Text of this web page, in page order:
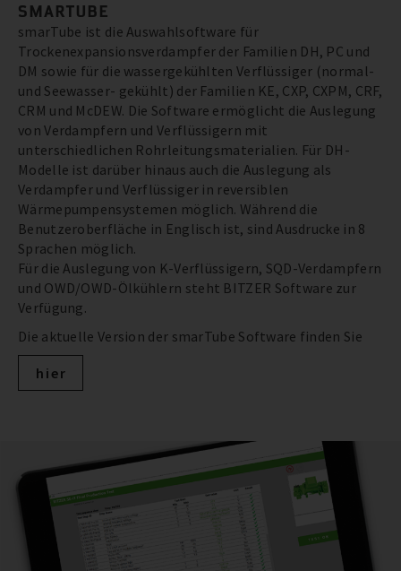
SMARTUBE
smarTube ist die Auswahlsoftware für
Trockenexpansionsverdampfer der Familien DH, PC und
DM sowie für die wassergekühlten Verflüssiger (normal-
und Seewasser- gekühlt) der Familien KE, CXP, CXPM, CRF,
CRM und McDEW. Die Software ermöglicht die Auslegung
von Verdampfern und Verflüssigern mit
unterschiedlichen Rohrleitungsmaterialien. Für DH-
Modelle ist darüber hinaus auch die Auslegung als
Verdampfer und Verflüssiger in reversiblen
Wärmepumpensystemen möglich. Während die
Benutzeroberfläche in Englisch ist, sind Ausdrucke in 8
Sprachen möglich.
Für die Auslegung von K-Verflüssigern, SQD-Verdampfern
und OWD/OWD-Ölkühlern steht BITZER Software zur
Verfügung.
Die aktuelle Version der smarTube Software finden Sie
hier